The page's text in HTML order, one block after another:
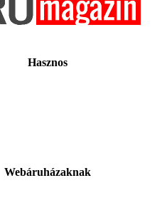
Hasznos
Webáruházaknak